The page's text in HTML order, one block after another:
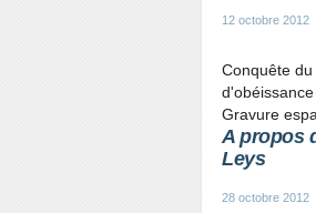
12 octobre 2012
Conquête
Gravure
A propos
Leys
28 octobre 2012